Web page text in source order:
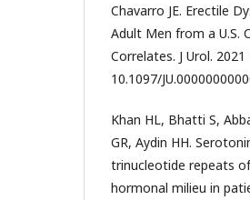
Chavarro JE. Erectile
Adult Men from a U.S.
Correlates. J Urol.
10.1097/
Khan HL, Bhatti S,
GR, Aydin HH.
trinucleotide repeats
hormonal milieu in